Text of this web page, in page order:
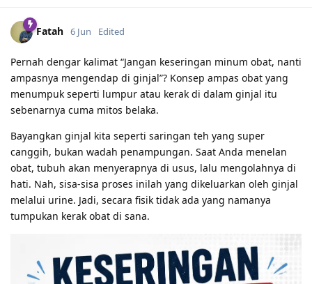
Fatah 6 Jun Edited
Pernah dengar kalimat “Jangan keseringan minum obat, nanti
ampasnya mengendap di ginjal”? Konsep ampas obat yang
menumpuk seperti lumpur atau kerak di dalam ginjal itu
sebenarnya cuma mitos belaka.
Bayangkan ginjal kita seperti saringan teh yang super
canggih, bukan wadah penampungan. Saat Anda menelan
obat, tubuh akan menyerapnya di usus, lalu mengolahnya di
hati. Nah, sisa-sisa proses inilah yang dikeluarkan oleh ginjal
melalui urine. Jadi, secara fisik tidak ada yang namanya
tumpukan kerak obat di sana.